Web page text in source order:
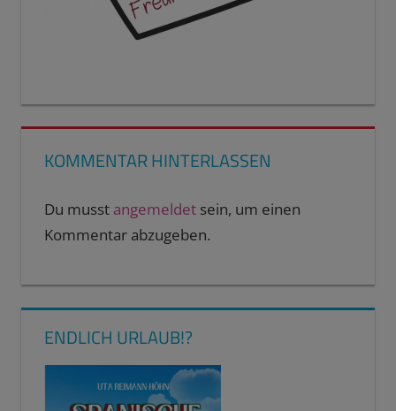
KOMMENTAR HINTERLASSEN
Du musst angemeldetsein, um einen
Kommentar abzugeben.
ENDLICH URLAUB!?